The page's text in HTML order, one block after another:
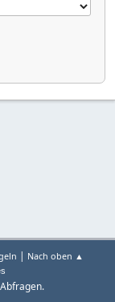
| Nach oben ▲